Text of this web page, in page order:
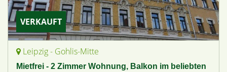
VERKAUFT
Leipzig - Gohlis-Mitte
Mietfrei - 2 Zimmer Wohnung, Balkon im beliebten